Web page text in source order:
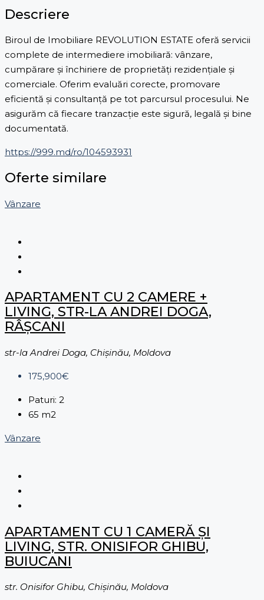
Descriere
Biroul de Imobiliare REVOLUTION ESTATE oferă servicii
complete de intermediere imobiliară: vânzare,
cumpărare și închiriere de proprietăți rezidențiale și
comerciale. Oferim evaluări corecte, promovare
eficientă și consultanță pe tot parcursul procesului. Ne
asigurăm că fiecare tranzacție este sigură, legală și bine
documentată.
https://999.md/ro/104593931
Oferte similare
Vânzare
APARTAMENT CU 2 CAMERE +
LIVING, STR-LA ANDREI DOGA,
RÂȘCANI
str-la Andrei Doga, Chișinău, Moldova
175,900€
Paturi: 2
65 m2
Vânzare
APARTAMENT CU 1 CAMERĂ ȘI
LIVING, STR. ONISIFOR GHIBU,
BUIUCANI
str. Onisifor Ghibu, Chișinău, Moldova